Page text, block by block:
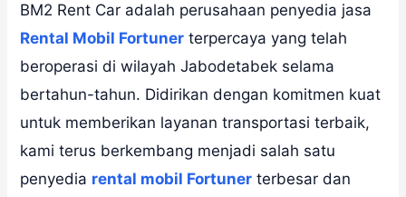
BM2 Rent Car adalah perusahaan penyedia jasa
Rental Mobil Fortuner terpercaya yang telah
beroperasi di wilayah Jabodetabek selama
bertahun-tahun. Didirikan dengan komitmen kuat
untuk memberikan layanan transportasi terbaik,
kami terus berkembang menjadi salah satu
penyedia rental mobil Fortuner terbesar dan